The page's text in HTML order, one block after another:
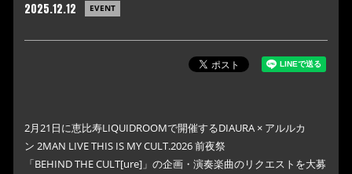
2025.12.12 EVENT
2月21日に恵比寿LIQUIDROOMで開催するDIAURA × アルルカ
ン 2MAN LIVE THIS IS MY CULT.2026 前夜祭
「BEHIND THE CULT[ure]」の企画・演奏楽曲のリクエストを大募